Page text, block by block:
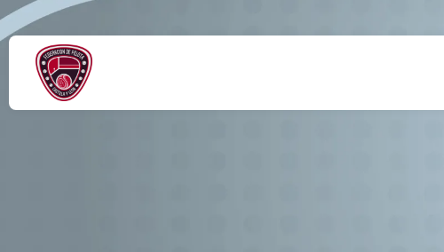
GUILLERMO RABANAL